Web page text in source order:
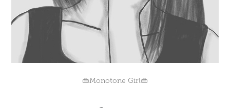
👜Monotone Girl👜